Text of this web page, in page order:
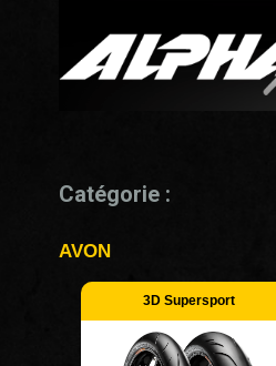
Catégorie :
AVON
3D Supersport